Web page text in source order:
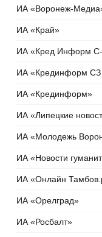
ИА «Воронеж-
ИА «Край»
ИА «Кред Информ
ИА «Крединформ СЗ
ИА «Крединформ»
ИА «Липецкие
ИА «Молодежь
ИА «Новости
ИА «Онлайн
ИА «Орелград»
ИА «Росбалт»